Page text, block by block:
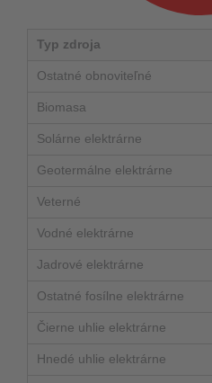
Typ zdroja
Ostatné obnoviteľné
Biomasa
Solárne elektrárne
Geotermálne elektrárne
Veterné
Vodné elektrárne
Jadrové elektrárne
Ostatné fosílne elektrárne
Čierne uhlie elektrárne
Hnedé uhlie elektrárne